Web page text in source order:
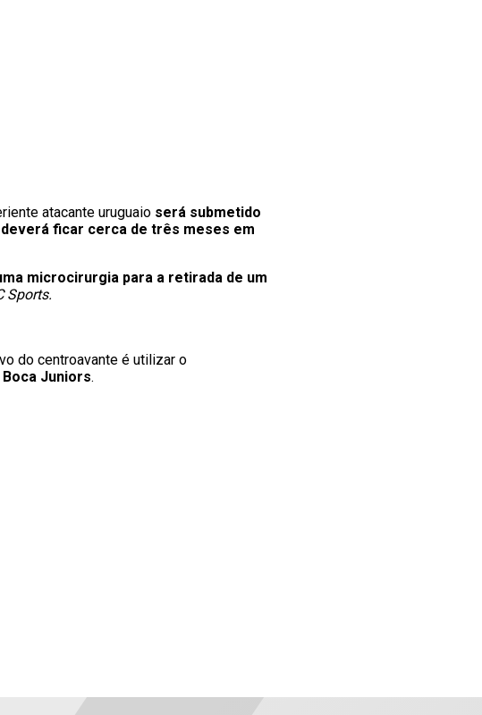
atacante uruguaio será submetido
deverá ficar cerca de três meses em
microcirurgia para a retirada de um
Sports.
do centroavante é utilizar o
Juniors.